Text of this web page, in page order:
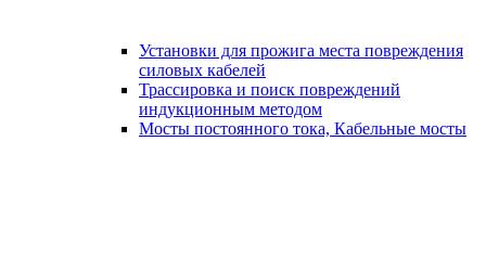
Установки для прожига места повреждения
силовых кабелей
Трассировка и поиск повреждений
индукционным методом
Мосты постоянного тока, Кабельные мосты